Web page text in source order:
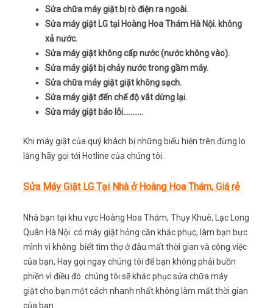
Sửa chữa máy giặt bị rò điện ra ngoài.
Sửa máy giặt LG tại Hoàng Hoa Thám Hà Nội. không
xả nước.
Sửa máy giặt không cấp nước (nước không vào).
Sửa máy giặt bị chảy nước trong gầm máy.
Sửa chữa máy giặt giặt không sạch.
Sửa máy giặt đến chế độ vắt dừng lại.
Sửa máy giặt báo lỗi………..
Khi máy giặt của quý khách bị những biểu hiện trên đừng lo
lắng hãy gọi tới Hotline của chúng tôi.
Sửa Máy Giặt LG Tại Nhà ở Hoàng Hoa Thám, Giá rẻ
Nhà bạn tại khu vực Hoàng Hoa Thám, Thụy Khuê, Lạc Long
Quân Hà Nội. có máy giặt hỏng cần khắc phục, làm bạn bực
mình vì không biết tìm thợ ở đâu mất thời gian và công việc
của bạn, Hay gọi ngay chúng tôi để bạn không phải buồn
phiền vì điều đó. chúng tôi sẽ khắc phục sửa chữa máy
giặt cho bạn một cách nhanh nhất không làm mất thời gian
của bạn.